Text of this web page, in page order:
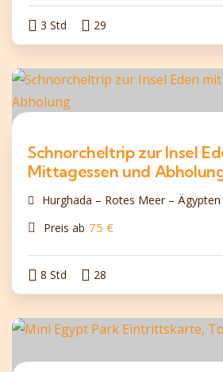
3 Std 29
Schnorcheltrip zur Insel
Mittagessen und
Hurghada – Rotes Meer – Ägypten
Preis ab 75 €
8 Std 28